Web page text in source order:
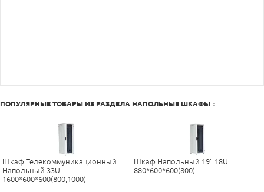
ПОПУЛЯРНЫЕ ТОВАРЫ ИЗ РАЗДЕЛА НАПОЛЬНЫЕ ШКАФЫ :
Шкаф Телекоммуникационный
Напольный 33U
1600*600*600(800,1000)
Шкаф Напольный 19" 18U
880*600*600(800)